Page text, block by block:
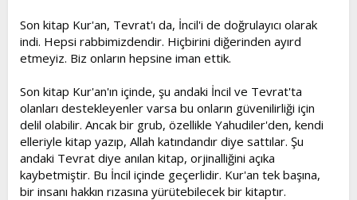
ALLAH ADALETLİDİR KİMSEYE HAKSIZLIK YAPMAZ
men dalle fe innemâ yadıllu aleyhâ, ve lâ teziru vâziretun
vizre uhrâ, ve mâ kunnâ muazzibîne hattâ neb’ase
resûlâ(resûlen).
Kim hidayete erdiyse sadece kendi nefsi için (nefsini
tezkiye ettiği için) hidayete erer. Öyleyse kim dalâlette ise
sorumluluğu sadece kendi üzerinde olarak dalâlette kalır.
Yük taşıyan (günahı yüklenen) bir kimse, bir başkasının
yükünü (günahını) yüklenmez.Ve Biz,bir resûl göndermedikçe
Son kitap Kur'an, Tevrat'ı da, İncil'i de doğrulayıcı olarak
indi. Hepsi rabbimizdendir. Hiçbirini diğerinden ayırd
etmeyiz. Biz onların hepsine iman ettik.
Son kitap Kur'an'ın içinde, şu andaki İncil ve Tevrat'ta
olanları destekleyenler varsa bu onların güvenilirliği için
delil olabilir. Ancak bir grub, özellikle Yahudiler'den, kendi
elleriyle kitap yazıp, Allah katındandır diye sattılar. Şu
andaki Tevrat diye anılan kitap, orjinalliğini açıka
kaybetmiştir. Bu İncil içinde geçerlidir. Kur'an tek başına,
bir insanı hakkın rızasına yürütebilecek bir kitaptır.